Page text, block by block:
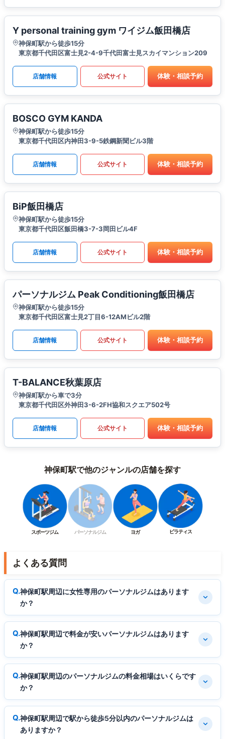
Y personal training gym ワイジム飯田橋店
神保町駅から徒歩15分
東京都千代田区富士見2-4-9千代田富士見スカイマンション209
店舗情報 公式サイト 体験・相談予約
BOSCO GYM KANDA
神保町駅から徒歩15分
東京都千代田区内神田3-9-5鉄鋼新聞ビル3階
店舗情報 公式サイト 体験・相談予約
BiP飯田橋店
神保町駅から徒歩15分
東京都千代田区飯田橋3-7-3岡田ビル4F
店舗情報 公式サイト 体験・相談予約
パーソナルジム Peak Conditioning飯田橋店
神保町駅から徒歩15分
東京都千代田区富士見2丁目6-12AMビル2階
店舗情報 公式サイト 体験・相談予約
T-BALANCE秋葉原店
神保町駅から車で3分
東京都千代田区外神田3-6-2FH協和スクエア502号
店舗情報 公式サイト 体験・相談予約
神保町駅で他のジャンルの店舗を探す
スポーツジム パーソナルジム ヨガ ピラティス
よくある質問
神保町駅周辺に女性専用のパーソナルジムはあります
か？
神保町駅周辺で料金が安いパーソナルジムはあります
か？
神保町駅周辺のパーソナルジムの料金相場はいくらです
か？
神保町駅周辺で駅から徒歩5分以内のパーソナルジムは
ありますか？